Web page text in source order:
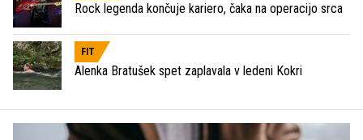
Rock legenda končuje kariero, čaka na operacijo srca
FIT
Alenka Bratušek spet zaplavala v ledeni Kokri